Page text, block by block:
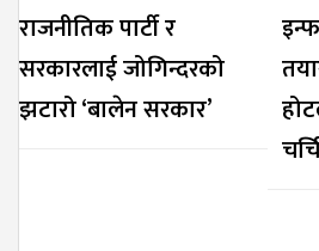
राजनीतिक पार्टी र
सरकारलाई जोगिन्दरको
झटारो ‘बालेन सरकार’